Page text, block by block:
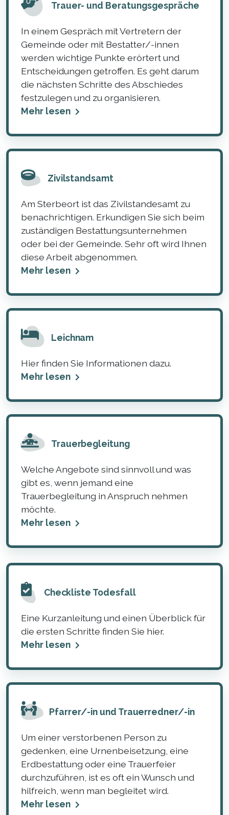
Trauer- und Beratungsgespräche
In einem Gespräch mit Vertretern der
Gemeinde oder mit Bestatter/-innen
werden wichtige Punkte erörtert und
Entscheidungen getroffen. Es geht darum
die nächsten Schritte des Abschiedes
festzulegen und zu organisieren.
Mehr lesen
Zivilstandsamt
Am Sterbeort ist das Zivilstandesamt zu
benachrichtigen. Erkundigen Sie sich beim
zuständigen Bestattungsunternehmen
oder bei der Gemeinde. Sehr oft wird Ihnen
diese Arbeit abgenommen.
Mehr lesen
Leichnam
Hier finden Sie Informationen dazu.
Mehr lesen
Trauerbegleitung
Welche Angebote sind sinnvoll und was
gibt es, wenn jemand eine
Trauerbegleitung in Anspruch nehmen
möchte.
Mehr lesen
Checkliste Todesfall
Eine Kurzanleitung und einen Überblick für
die ersten Schritte finden Sie hier.
Mehr lesen
Pfarrer/-in und Trauerredner/-in
Um einer verstorbenen Person zu
gedenken, eine Urnenbeisetzung, eine
Erdbestattung oder eine Trauerfeier
durchzuführen, ist es oft ein Wunsch und
hilfreich, wenn man begleitet wird.
Mehr lesen